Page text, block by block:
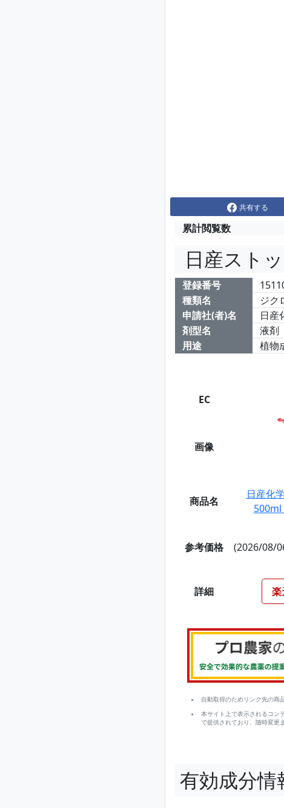
共有する
累計閲覧数
日産スト
登録番号
種類名
ジク
申請社(者)名
日産
剤型名
液剤
用途
植物
EC
画像
商品名
日産化
参考価格
(2026/08/
詳細 楽
自動取得のためリンク先の商
本サイト上で表示されるコン
で提供されており、随時変更
有効成分情